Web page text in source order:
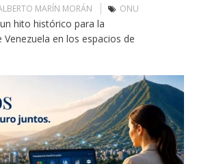
MARÍN MORÁN ONU
hito histórico para la
en los espacios de